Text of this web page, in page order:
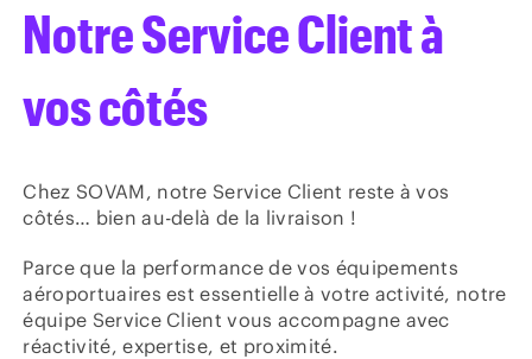
Notre Service Client à
vos côtés
Chez SOVAM, notre Service Client reste à vos
côtés… bien au-delà de la livraison !
Parce que la performance de vos équipements
aéroportuaires est essentielle à votre activité, notre
équipe Service Client vous accompagne avec
réactivité, expertise, et proximité.